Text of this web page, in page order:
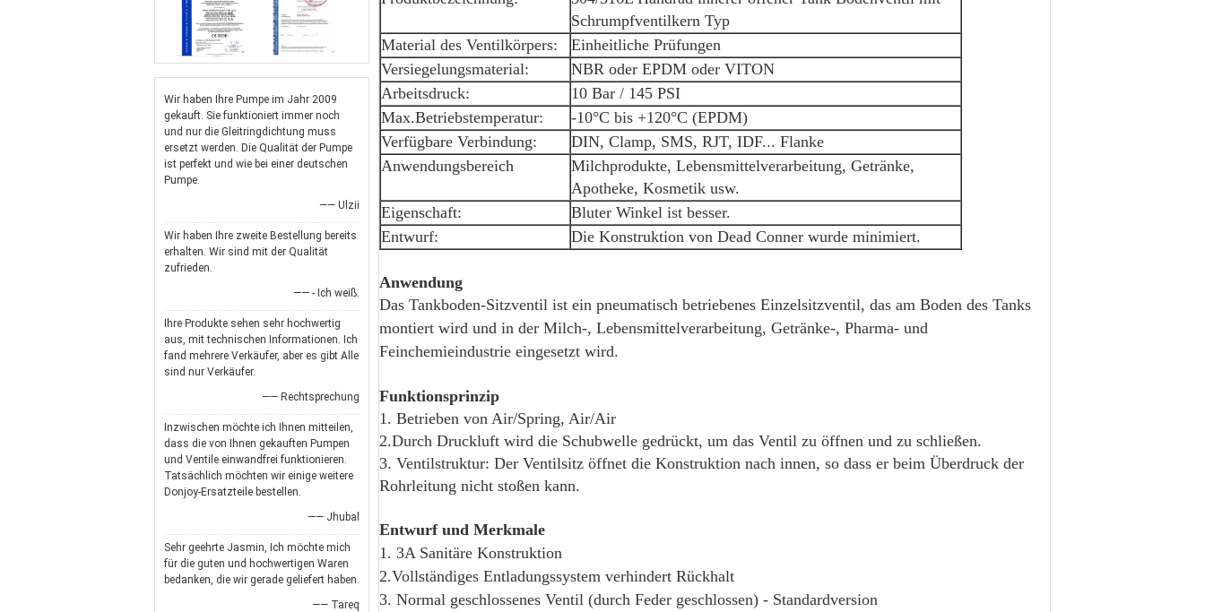
Wir haben Ihre Pumpe im Jahr 2009
gekauft. Sie funktioniert immer noch
und nur die Gleitringdichtung muss
ersetzt werden. Die Qualität der Pumpe
ist perfekt und wie bei einer deutschen
Pumpe.
—— Ulzii
Wir haben Ihre zweite Bestellung bereits
erhalten. Wir sind mit der Qualität
zufrieden.
—— - Ich weiß.
Ihre Produkte sehen sehr hochwertig
aus, mit technischen Informationen. Ich
fand mehrere Verkäufer, aber es gibt Alle
sind nur Verkäufer.
—— Rechtsprechung
Inzwischen möchte ich Ihnen mitteilen,
dass die von Ihnen gekauften Pumpen
und Ventile einwandfrei funktionieren.
Tatsächlich möchten wir einige weitere
Donjoy-Ersatzteile bestellen.
—— Jhubal
Sehr geehrte Jasmin, Ich möchte mich
für die guten und hochwertigen Waren
bedanken, die wir gerade geliefert haben.
—— Tareq
Schrumpfventilkern Typ
Material des Ventilkörpers:
Einheitliche Prüfungen
Versiegelungsmaterial:
NBR oder EPDM oder VITON
Arbeitsdruck:
10 Bar / 145 PSI
Max.Betriebstemperatur:
-10°C bis +120°C (EPDM)
Verfügbare Verbindung:
DIN, Clamp, SMS, RJT, IDF... Flanke
Anwendungsbereich
Milchprodukte, Lebensmittelverarbeitung, Getränke,
Apotheke, Kosmetik usw.
Eigenschaft:
Bluter Winkel ist besser.
Entwurf:
Die Konstruktion von Dead Conner wurde minimiert.
Anwendung
Das Tankboden-Sitzventil ist ein pneumatisch betriebenes Einzelsitzventil, das am Boden des Tanks
montiert wird und in der Milch-, Lebensmittelverarbeitung, Getränke-, Pharma- und
Feinchemieindustrie eingesetzt wird.
Funktionsprinzip
1. Betrieben von Air/Spring, Air/Air
2.Durch Druckluft wird die Schubwelle gedrückt, um das Ventil zu öffnen und zu schließen.
3. Ventilstruktur: Der Ventilsitz öffnet die Konstruktion nach innen, so dass er beim Überdruck der
Rohrleitung nicht stoßen kann.
Entwurf und Merkmale
1. 3A Sanitäre Konstruktion
2.Vollständiges Entladungssystem verhindert Rückhalt
3. Normal geschlossenes Ventil (durch Feder geschlossen) - Standardversion